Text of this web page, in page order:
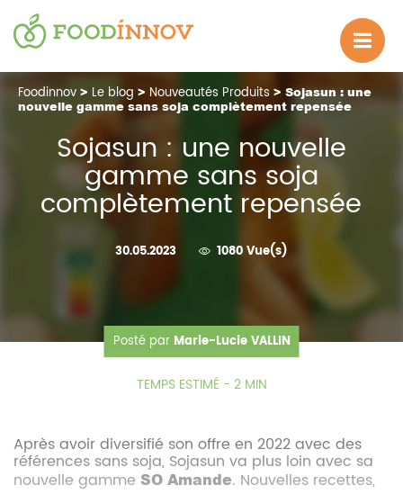
Foodinnov > Le blog > Nouveautés Produits > Sojasun : une
nouvelle gamme sans soja complètement repensée
Sojasun : une nouvelle
gamme sans soja
complètement repensée
30.05.2023 1080 Vue(s)
Posté par Marie-Lucie VALLIN
TEMPS ESTIMÉ - 2 MIN
Après avoir diversifié son offre en 2022 avec des
références sans soja, Sojasun va plus loin avec sa
nouvelle gamme SO Amande. Nouvelles recettes,